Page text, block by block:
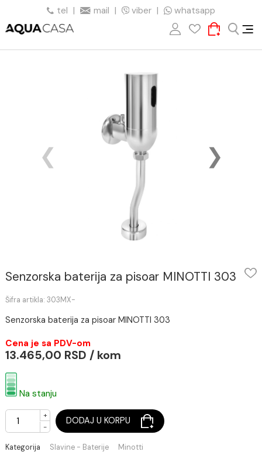
tel | mail | viber | whatsapp
Senzorska baterija za pisoar MINOTTI 303
Senzorska baterija za pisoar MINOTTI 303
Cena je sa PDV-om
13.465,00 RSD / kom
Na stanju